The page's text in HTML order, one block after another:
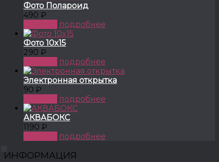
Фото Полароид
490 ₽
подробнее
Фото 10x15
290 ₽
подробнее
Электронная открытка
90 ₽
подробнее
АКВАБОКС
1190 ₽
подробнее
ИНФОРМАЦИЯ